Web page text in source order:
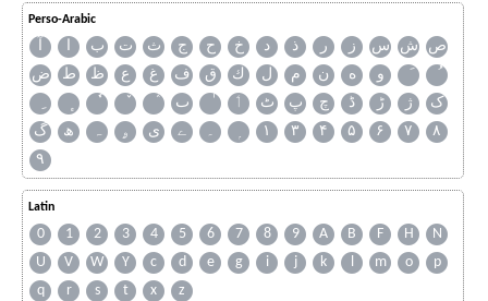
Perso-Arabic
آ ا ب ت ث ج ح خ د ذ ر ز س ش ص
ض
ط ظ ع غ ف ق ك ل م ن ه
و
ٮ
ٲ ٹ پ چ ڈ ڑ ژ
ک
گ
ھ ہ ۄ ی ے ۔ ۱ ۳ ۴ ۵ ۶ ۷
۸
۹
Latin
0 1 2 3 4 5 6 7 8 9 A B F H
N
U
V W Y c d e g i j k l m o
p
q
r s t x z